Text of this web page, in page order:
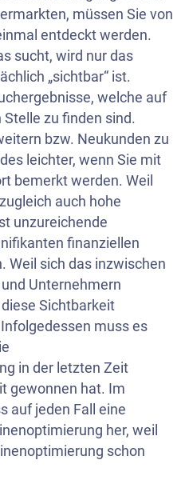
müssen Sie von
entdeckt werden.
sucht, wird nur das
„sichtbar“ ist.
welche auf
zu finden sind.
bzw. Neukunden zu
leichter, wenn Sie mit
bemerkt werden. Weil
auch hohe
unzureichende
finanziellen
Weil sich das inzwischen
Unternehmern
Sichtbarkeit
muss es
in der letzten Zeit
gewonnen hat. Im
auf jeden Fall eine
her, weil
schon